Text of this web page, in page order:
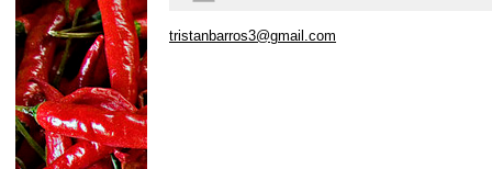
tristanbarros3@gmail.com